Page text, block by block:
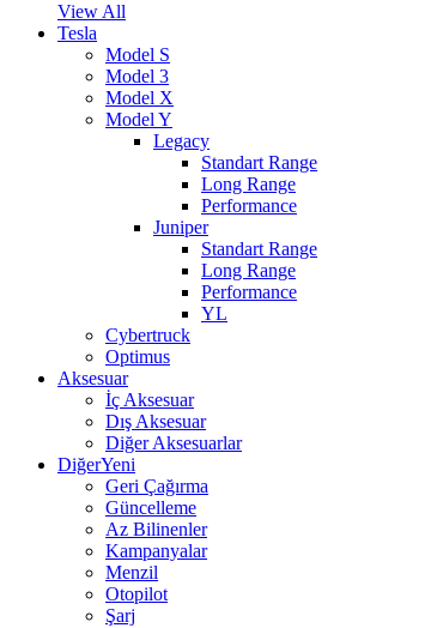
View All
Tesla
Model S
Model 3
Model X
Model Y
Legacy
Standart Range
Long Range
Performance
Juniper
Standart Range
Long Range
Performance
YL
Cybertruck
Optimus
Aksesuar
İç Aksesuar
Dış Aksesuar
Diğer Aksesuarlar
DiğerYeni
Geri Çağırma
Güncelleme
Az Bilinenler
Kampanyalar
Menzil
Otopilot
Şarj